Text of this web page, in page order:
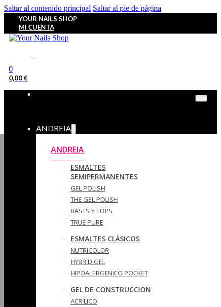
Saltar al contenido principal Saltar al pie de página
YOUR NAILS SHOP
MI CUENTA
0
0,00€
ANDREIA
ANDREIA
ESMALTES
SEMIPERMANENTES
GEL POLISH
THE GEL POLISH
BASES Y‎ TOPS
TRUE PURE
ESMALTES CLÁSICOS
NUTRICOLOR
HYBRID GEL
HIPOALERGENICO POCKET
GEL DE CONSTRUCCION
ACRÍLICO